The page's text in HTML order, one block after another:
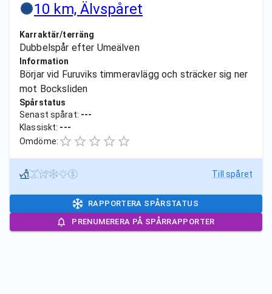
10 km, Älvspåret
Karraktär/terräng
Dubbelspår efter Umeälven
Information
Börjar vid Furuviks timmeravlägg och sträcker sig ner
mot Bocksliden
Spårstatus
Senast spårat: ---
Klassiskt: ---
Omdöme:
Till spåret
RAPPORTERA SPÅRSTATUS
PRENUMERERA PÅ SPÅRRAPPORTER